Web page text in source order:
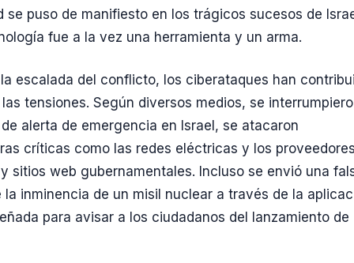
se puso de manifiesto en los trágicos sucesos de
fue a la vez una herramienta y un arma.
escalada del conflicto, los ciberataques han
tensiones. Según diversos medios, se
alerta de emergencia en Israel, se atacaron
críticas como las redes eléctricas y los
sitios web gubernamentales. Incluso se envió una
la inminencia de un misil nuclear a través de la
para avisar a los ciudadanos del lanzamiento de